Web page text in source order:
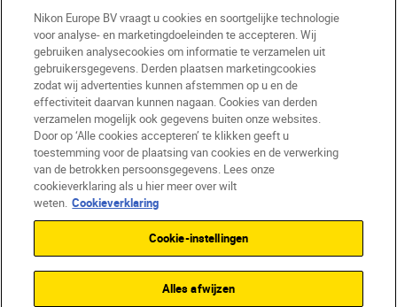
NL Nikon Sites
Contact opnemen
Privacyverklaring
Gebruiksvoorwaarden
Nikon Store - Algemene voorwaarden
Cookieverklaring
Toegankelijkheid
Cookie-instellingen
Nikon Europe BV vraagt u cookies en soortgelijke technologie
voor analyse- en marketingdoeleinden te accepteren. Wij
gebruiken analysecookies om informatie te verzamelen uit
gebruikersgegevens. Derden plaatsen marketingcookies
zodat wij advertenties kunnen afstemmen op u en de
effectiviteit daarvan kunnen nagaan. Cookies van derden
verzamelen mogelijk ook gegevens buiten onze websites.
Door op ‘Alle cookies accepteren’ te klikken geeft u
toestemming voor de plaatsing van cookies en de verwerking
van de betrokken persoonsgegevens. Lees onze
cookieverklaring als u hier meer over wilt
weten. Cookieverklaring
Cookie-instellingen
Alles afwijzen